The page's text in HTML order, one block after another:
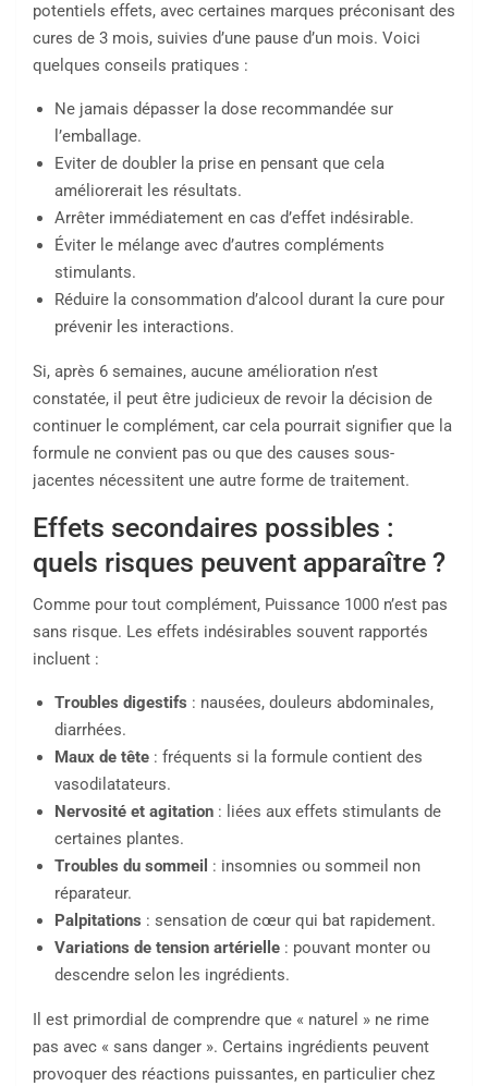
potentiels effets, avec certaines marques préconisant des
cures de 3 mois, suivies d’une pause d’un mois. Voici
quelques conseils pratiques :
Ne jamais dépasser la dose recommandée sur
l’emballage.
Eviter de doubler la prise en pensant que cela
améliorerait les résultats.
Arrêter immédiatement en cas d’effet indésirable.
Éviter le mélange avec d’autres compléments
stimulants.
Réduire la consommation d’alcool durant la cure pour
prévenir les interactions.
Si, après 6 semaines, aucune amélioration n’est
constatée, il peut être judicieux de revoir la décision de
continuer le complément, car cela pourrait signifier que la
formule ne convient pas ou que des causes sous-
jacentes nécessitent une autre forme de traitement.
Effets secondaires possibles :
quels risques peuvent apparaître ?
Comme pour tout complément, Puissance 1000 n’est pas
sans risque. Les effets indésirables souvent rapportés
incluent :
Troubles digestifs : nausées, douleurs abdominales,
diarrhées.
Maux de tête : fréquents si la formule contient des
vasodilatateurs.
Nervosité et agitation : liées aux effets stimulants de
certaines plantes.
Troubles du sommeil : insomnies ou sommeil non
réparateur.
Palpitations : sensation de cœur qui bat rapidement.
Variations de tension artérielle : pouvant monter ou
descendre selon les ingrédients.
Il est primordial de comprendre que « naturel » ne rime
pas avec « sans danger ». Certains ingrédients peuvent
provoquer des réactions puissantes, en particulier chez